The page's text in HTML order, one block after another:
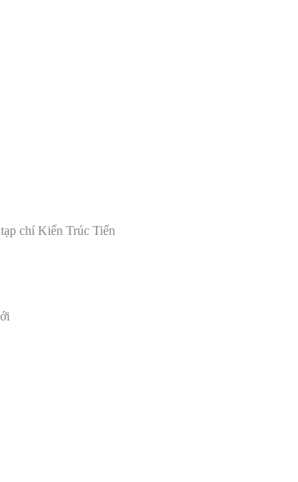
chí Kiến Trúc Tiến